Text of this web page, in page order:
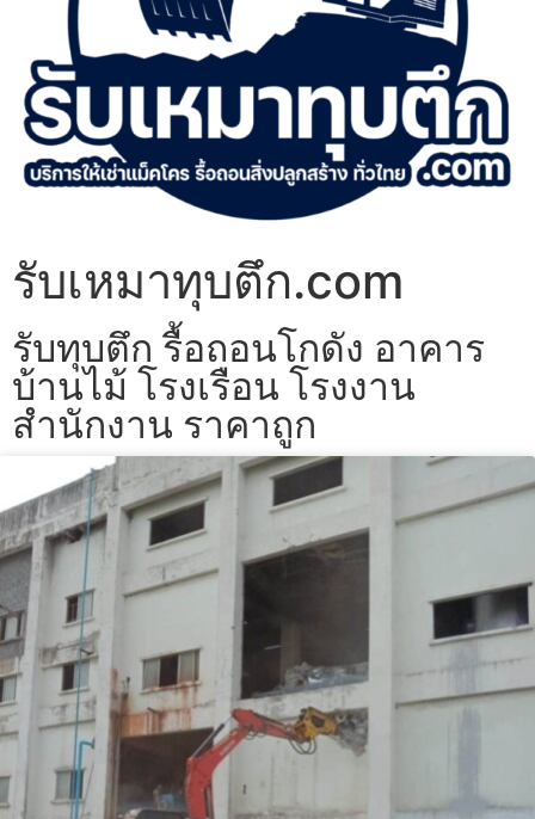
รับเหมาทุบตึก.com
รับทุบตึก รื้อถอนโกดัง อาคาร
บ้านไม้ โรงเรือน โรงงาน
สำนักงาน ราคาถูก